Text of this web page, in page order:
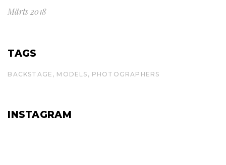
Märts 2018
TAGS
BACKSTAGE MODELS PHOTOGRAPHERS
INSTAGRAM